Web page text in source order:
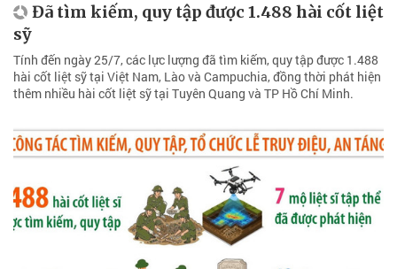
Đã tìm kiếm, quy tập được 1.488 hài cốt liệt
sỹ
Tính đến ngày 25/7, các lực lượng đã tìm kiếm, quy tập được 1.488
hài cốt liệt sỹ tại Việt Nam, Lào và Campuchia, đồng thời phát hiện
thêm nhiều hài cốt liệt sỹ tại Tuyên Quang và TP Hồ Chí Minh.